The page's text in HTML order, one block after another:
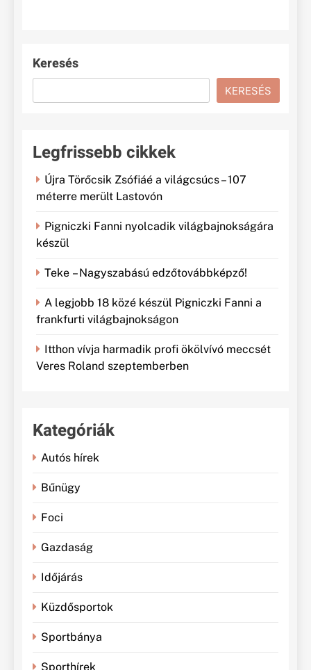
Keresés
KERESÉS
Legfrissebb cikkek
Újra Törőcsik Zsófiáé a világcsúcs – 107
méterre merült Lastovón
Pigniczki Fanni nyolcadik világbajnokságára
készül
Teke – Nagyszabású edzőtovábbképző!
A legjobb 18 közé készül Pigniczki Fanni a
frankfurti világbajnokságon
Itthon vívja harmadik profi ökölvívó meccsét
Veres Roland szeptemberben
Kategóriák
Autós hírek
Bűnügy
Foci
Gazdaság
Időjárás
Küzdősportok
Sportbánya
Sporthírek